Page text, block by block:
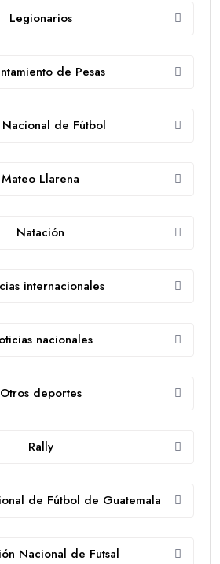
Legionarios
de Pesas
de Fútbol
Mateo Llarena
Natación
internacionales
nacionales
Otros deportes
Rally
de Fútbol de Guatemala
Nacional de Futsal